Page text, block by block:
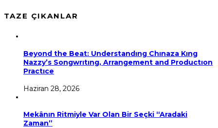
TAZE ÇIKANLAR
Beyond the Beat: Understandıng Chınaza Kıng
Nazzy’s Songwrıtıng, Arrangement and Productıon
Practıce
Haziran 28, 2026
Mekânın Ritmiyle Var Olan Bir Seçki “Aradaki
Zaman”